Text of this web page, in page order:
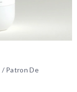
/ Patron De